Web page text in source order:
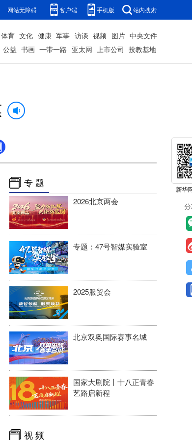
网站无障碍 客户端 手机版 站内搜索
体育 文化 健康 军事 访谈 视频 图片 中央文件
公益 书画 一带一路 亚太网 上市公司 投教基地
专 题
2026北京两会
专题：47号智媒实验室
2025服贸会
北京双奥国际赛事名城
国家大剧院丨十八正青春
艺路启新程
视 频